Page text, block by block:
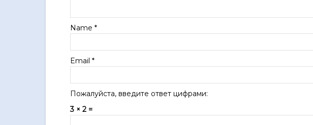
Name *
Email *
Пожалуйста, введите ответ цифрами:
3 × 2 =